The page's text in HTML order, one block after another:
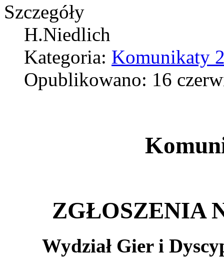
Szczegóły
H.Niedlich
Kategoria: Komunikaty
Opublikowano: 16
ZGŁOSZENIA
Wydział Gier i